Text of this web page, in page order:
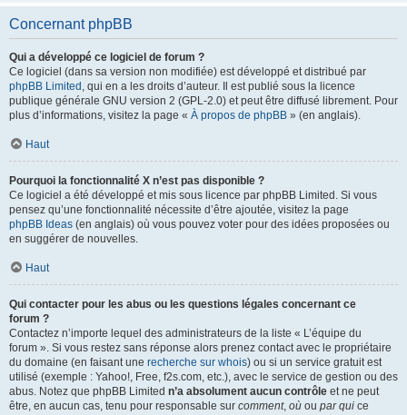
Concernant phpBB
Qui a développé ce logiciel de forum ?
Ce logiciel (dans sa version non modifiée) est développé et distribué par
phpBB Limited , qui en a les droits d’auteur. Il est publié sous la licence
publique générale GNU version 2 (GPL-2.0) et peut être diffusé librement. Pour
plus d’informations, visitez la page « À propos de phpBB » (en anglais).
Haut
Pourquoi la fonctionnalité X n’est pas disponible ?
Ce logiciel a été développé et mis sous licence par phpBB Limited. Si vous
pensez qu’une fonctionnalité nécessite d’être ajoutée, visitez la page
phpBB Ideas (en anglais) où vous pouvez voter pour des idées proposées ou
en suggérer de nouvelles.
Haut
Qui contacter pour les abus ou les questions légales concernant ce
forum ?
Contactez n’importe lequel des administrateurs de la liste « L’équipe du
forum ». Si vous restez sans réponse alors prenez contact avec le propriétaire
du domaine (en faisant une recherche sur whois) ou si un service gratuit est
utilisé (exemple : Yahoo!, Free, f2s.com, etc.), avec le service de gestion ou des
abus. Notez que phpBB Limited n’a absolument aucun contrôle et ne peut
être, en aucun cas, tenu pour responsable sur comment, où ou par qui ce